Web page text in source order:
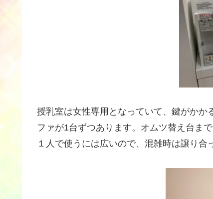
授乳室は女性専用となっていて、鍵がかか
ファが1台ずつあります。オムツ替え台ま
１人で使うには広いので、混雑時は譲り合